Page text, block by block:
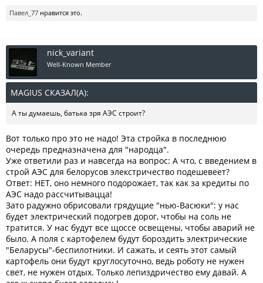
Павел_77 нравится это.
nick_variant
Well-Known Member
MAGIUS СКАЗАЛ(А):
А ты думаешь, батька зря АЭС строит?
Вот только про это не надо! Эта стройка в последнюю
очередь предназначена для "народца".
Уже ответили раз и навсегда на вопрос: А что, с введением в
строй АЭС для белорусов элекстричество подешевеет?
Ответ: НЕТ, оно немного подорожает, так как за кредиты по
АЭС надо рассчитывацца!
Зато радужно обрисовали грядущие "нью-Васюки": у нас
будет электрический подогрев дорог, чтобы на соль не
тратится. У нас будут все щоссе освещены, чтобы аварий не
было. А поля с картофелем будут бороздить электрические
"Беларусы"-беспилотники. И сажать, и сеять этот самый
картофель они будут круглосуточно, ведь роботу не нужен
свет, не нужен отдых. Только лепиздричество ему давай. А